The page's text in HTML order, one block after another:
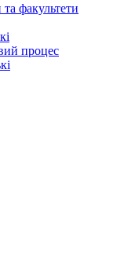
факультети
процес